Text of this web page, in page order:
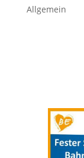
Allgemein